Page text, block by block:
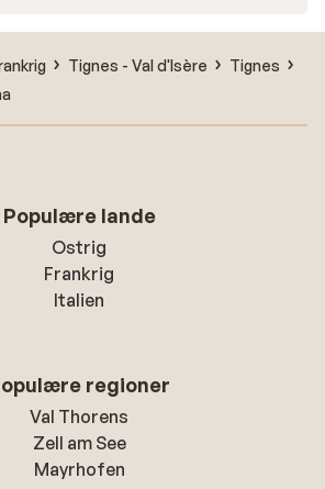
Tignes - Val d'Isère
Tignes
Populære lande
Ostrig
Frankrig
Italien
regioner
Val Thorens
Zell am See
Mayrhofen